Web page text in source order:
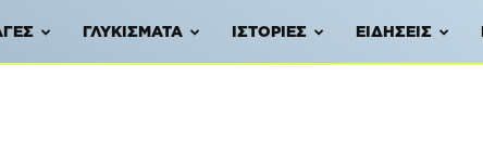
ΓΛΥΚΊΣΜΑΤΑ ΙΣΤΟΡΊΕΣ ΕΙΔΉΣΕΙΣ